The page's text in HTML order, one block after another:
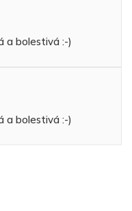
a bolestivá :-)
a bolestivá :-)